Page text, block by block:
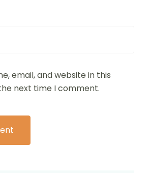
email, and website in this
next time I comment.